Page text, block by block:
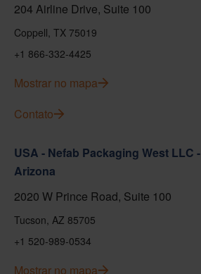
204 Airline Drive, Suite 100
Coppell, TX 75019
+1 866-332-4425
Mostrar no mapa
Contato
USA - Nefab Packaging West LLC -
Arizona
2020 W Prince Road, Suite 100
Tucson, AZ 85705
+1 520-989-0534
Mostrar no mapa